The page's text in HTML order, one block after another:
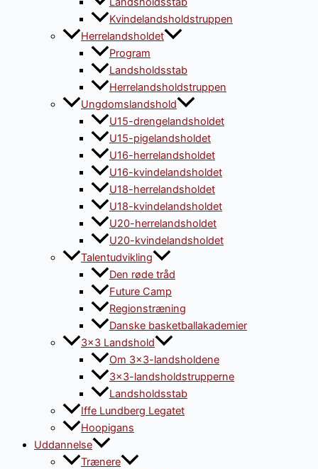
Kvindelandsholdstruppen
Herrelandsholdet
Program
Landsholdsstab
Herrelandsholdstruppen
Ungdomslandshold
U15-drengelandsholdet
U15-pigelandsholdet
U16-herrelandsholdet
U16-kvindelandsholdet
U18-herrelandsholdet
U18-kvindelandsholdet
U20-herrelandsholdet
U20-kvindelandsholdet
Talentudvikling
Den røde tråd
Future Camp
Regionstræning
Danske basketballakademier
3×3 Landshold
Om 3×3-landsholdene
3×3-landsholdstrupperne
Landsholdsstab
Iffe Lundberg Legatet
Hoopigans
Uddannelse
Trænere